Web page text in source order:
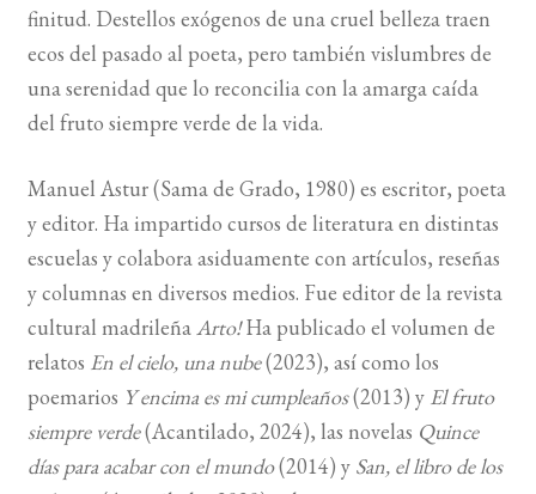
finitud. Destellos exógenos de una cruel belleza traen
ecos del pasado al poeta, pero también vislumbres de
una serenidad que lo reconcilia con la amarga caída
del fruto siempre verde de la vida.
Manuel Astur (Sama de Grado, 1980) es escritor, poeta
y editor. Ha impartido cursos de literatura en distintas
escuelas y colabora asiduamente con artículos, reseñas
y columnas en diversos medios. Fue editor de la revista
cultural madrileñaArto!Ha publicado el volumen de
relatos En el cielo, una nube(2023), así como los
poemarios Y encima es mi cumpleaños(2013) y El fruto
siempre verde(Acantilado, 2024), las novelas Quince
días para acabar con el mundo(2014) y San, el libro de los